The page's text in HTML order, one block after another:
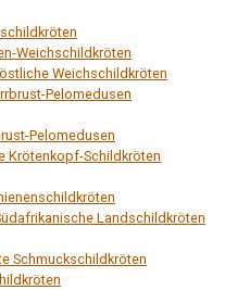
Weichschildkröten
Weichschildkröten
Pelomedusen
Pelomedusen
Krötenkopf-Schildkröten
Landschildkröten
Schmuckschildkröten